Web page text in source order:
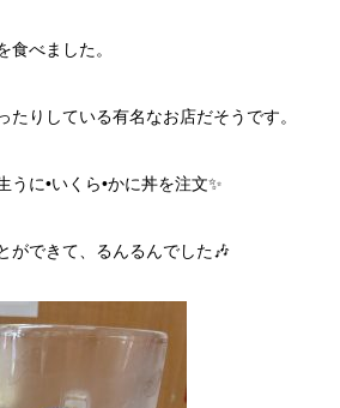
食べました。
たりしている有名なお店だそうです。
うに•いくら•かに丼を注文✨
ができて、るんるんでした🎶